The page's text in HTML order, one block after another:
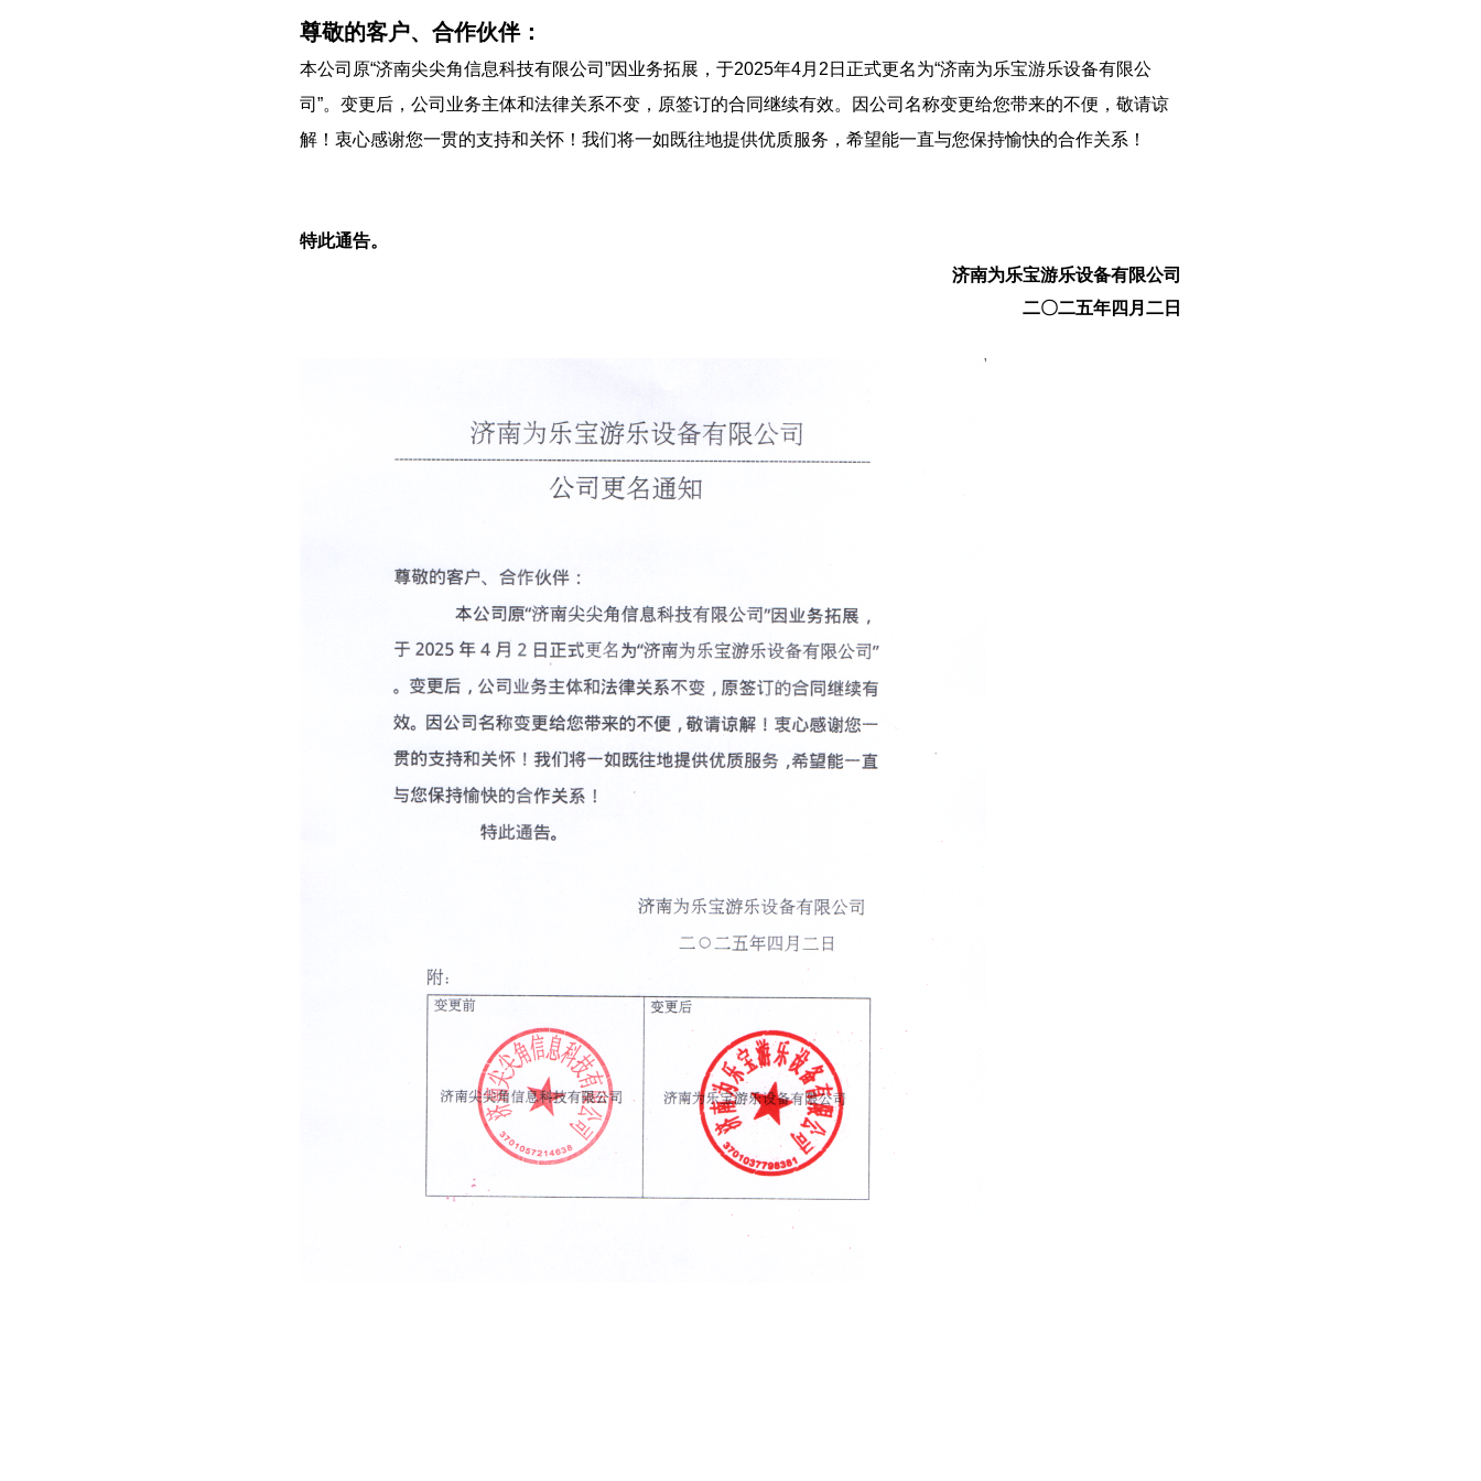
尊敬的客户、合作伙伴：
本公司原“济南尖尖角信息科技有限公司”因业务拓展，于2025年4月2日正式更名为“济南为乐宝游乐设备有限公
司”。变更后，公司业务主体和法律关系不变，原签订的合同继续有效。因公司名称变更给您带来的不便，敬请谅
解！衷心感谢您一贯的支持和关怀！我们将一如既往地提供优质服务，希望能一直与您保持愉快的合作关系！
特此通告。
济南为乐宝游乐设备有限公司
二〇二五年四月二日